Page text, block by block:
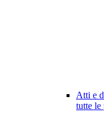
Atti e
tutte le